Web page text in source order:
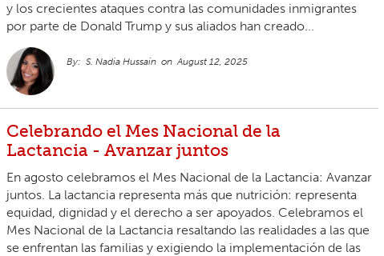
y los crecientes ataques contra las comunidades inmigrantes
por parte de Donald Trump y sus aliados han creado...
S. Nadia Hussain August 12, 2025
Celebrando el Mes Nacional de la
Lactancia - Avanzar juntos
En agosto celebramos el Mes Nacional de la Lactancia: Avanzar
juntos. La lactancia representa más que nutrición: representa
equidad, dignidad y el derecho a ser apoyados. Celebramos el
Mes Nacional de la Lactancia resaltando las realidades a las que
se enfrentan las familias y exigiendo la implementación de las